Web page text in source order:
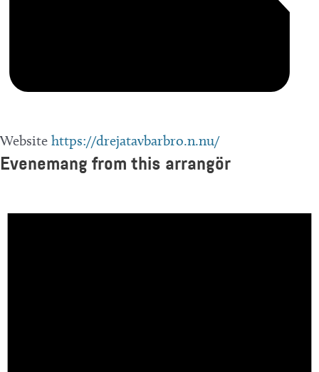
Website https://drejatavbarbro.n.nu/
Evenemang from this arrangör